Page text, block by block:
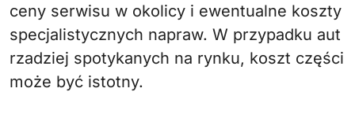
ceny serwisu w okolicy i ewentualne koszty
specjalistycznych napraw. W przypadku aut
rzadziej spotykanych na rynku, koszt części
może być istotny.